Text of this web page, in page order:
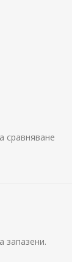
сравняване
запазени.